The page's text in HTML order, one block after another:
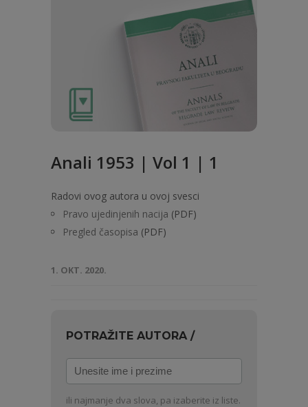
Anali 1953 | Vol 1 | 1
Radovi ovog autora u ovoj svesci
Pravo ujedinjenih nacija (PDF)
Pregled časopisa (PDF)
1. OKT. 2020.
POTRAŽITE AUTORA /
Unesite
ime
iili najmanje dva slova, pa izaberite iz liste.